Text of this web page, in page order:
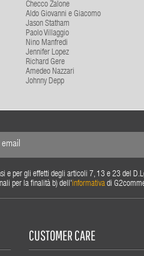
Checco Zalone
Aldo Giovanni e Giacomo
Jason Statham
Paolo Villaggio
Nino Manfredi
Jennifer Lopez
Richard Gere
Amedeo Nazzari
Johnny Depp
e per gli effetti degli articoli 7, 13 e 23 del
per la finalità b) dell'informativadi
CUSTOMER CARE